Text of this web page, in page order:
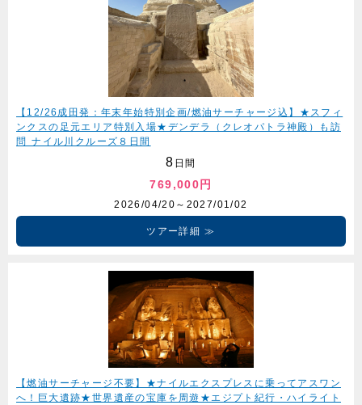
【12/26成田発：年末年始特別企画/燃油サーチャージ込】★スフィ
ンクスの足元エリア特別入場★デンデラ（クレオパトラ神殿）も訪
問 ナイル川クルーズ８日間
8 日間
769,000円
2026/04/20～2027/01/02
ツアー詳細
【燃油サーチャージ不要】★ナイルエクスプレスに乗ってアスワン
へ！巨大遺跡★世界遺産の宝庫を周遊★エジプト紀行・ハイライト